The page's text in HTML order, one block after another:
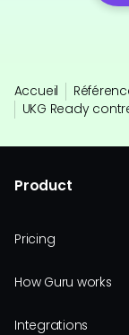
Accueil
UKG Ready
Product
Pricing
How Guru works
Integrations